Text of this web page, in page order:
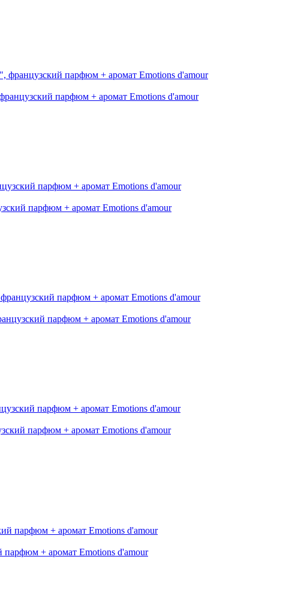
парфюм + аромат Emotions d'amour
парфюм + аромат Emotions d'amour
парфюм + аромат Emotions d'amour
парфюм + аромат Emotions d'amour
+ аромат Emotions d'amour